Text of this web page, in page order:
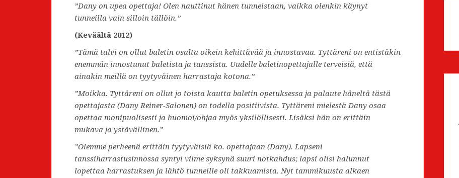
”Dany on upea opettaja! Olen nauttinut hänen tunneistaan, vaikka olenkin käynyt
tunneilla vain silloin tällöin.”
(Keväältä 2012)
”Tämä talvi on ollut baletin osalta oikein kehittävää ja innostavaa. Tyttäreni on entistäkin
enemmän innostunut baletista ja tanssista. Uudelle baletinopettajalle terveisiä, että
ainakin meillä on tyytyväinen harrastaja kotona.”
”Moikka. Tyttäreni on ollut jo toista kautta baletin opetuksessa ja palaute häneltä tästä
opettajasta (Dany Reiner-Salonen) on todella positiivista. Tyttäreni mielestä Dany osaa
opettaa monipuolisesti ja huomoi/ohjaa myös yksilöllisesti. Lisäksi hän on erittäin
mukava ja ystävällinen.”
”Olemme perheenä erittäin tyytyväisiä ko. opettajaan (Dany). Lapseni
tanssiharrastusinnossa syntyi viime syksynä suuri notkahdus; lapsi olisi halunnut
lopettaa harrastuksen ja lähtö tunneille oli takkuamista. Nyt tammikuusta alkaen